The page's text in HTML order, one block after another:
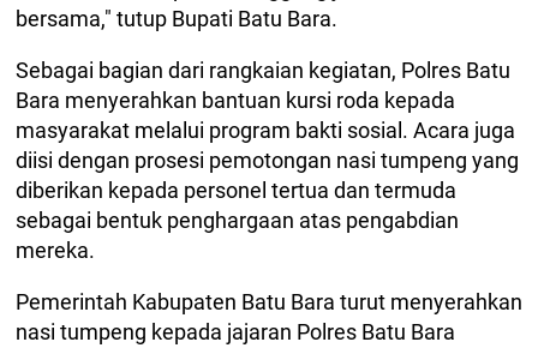
bersama," tutup Bupati Batu Bara.
Sebagai bagian dari rangkaian kegiatan, Polres Batu
Bara menyerahkan bantuan kursi roda kepada
masyarakat melalui program bakti sosial. Acara juga
diisi dengan prosesi pemotongan nasi tumpeng yang
diberikan kepada personel tertua dan termuda
sebagai bentuk penghargaan atas pengabdian
mereka.
Pemerintah Kabupaten Batu Bara turut menyerahkan
nasi tumpeng kepada jajaran Polres Batu Bara